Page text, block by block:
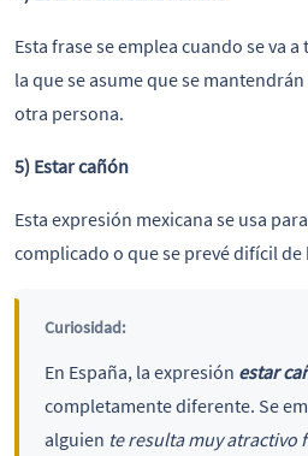
Esta frase se emplea cuando se va
la que se asume que se
otra persona.
5) Estar cañón
Esta expresión mexicana se usa
complicado o que se prevé difícil de
Curiosidad:
En España, la expresión estar
completamente diferente. Se
alguien te resulta muy atractivo